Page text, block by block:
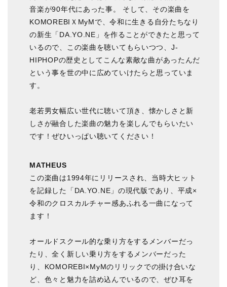
音楽が90年代にあった事。 そして、その楽曲を
KOMOREBIＸMyMで、令和に生きる自分たちなり
の新生「DA.YO.NE」を作ることができたと思って
いるので、この楽曲を聴いてもらいつつ、J-
HIPHOPの歴史としてこんな素敵な曲があったんだ
という事を世の中に広めていけたらと思っていま
す。
老若男女幅広い世代に聴いて頂き、懐かしさと新
しさが融合した楽曲の魅力を楽しんでもらいたい
です！ぜひいっぱい聴いてください！
MATHEUS
この楽曲は1994年にリリースされ、当時大ヒット
を記録した「DA.YO.NE」の現代版であり、平成×
令和のクロスカルチャー感あふれる一曲になって
ます！
オールドスクール的な乗り方をするメンバーだっ
たり、全く新しい乗り方をするメンバーだった
り、KOMOREBI×MyMのリリックでの掛け合いな
ど、色々と魅力を詰め込んでいるので、ぜひ耳を